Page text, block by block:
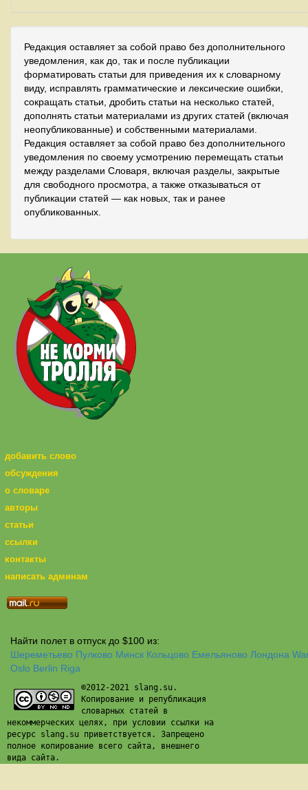
Редакция оставляет за собой право без дополнительного
уведомления, как до, так и после публикации
форматировать статьи для приведения их к словарному
виду, исправлять грамматические и лексические ошибки,
сокращать статьи, дробить статьи на несколько статей,
дополнять статьи материалами из других статей (включая
неопубликованные) и собственными материалами.
Редакция оставляет за собой право без дополнительного
уведомления по своему усмотрению перемещать статьи
между разделами Словаря, включая разделы, закрытые
для свободного просмотра, а также отказываться от
публикации статей — как новых, так и ранее
опубликованных.
добавить слово
обсуждения
о словаре
авторы
статьи
ссылки
контакты
написать админам
Найти полет в отпуск до $100 из:
Шереметьево Пулково Минск Кольцово Емельяново Лондона
Oslo Berlin Riga
©2012-2021 slang.su.
Копирование и републикация
словарных статей в
некоммерческих целях, при условии ссылки на
ресурс slang.su приветствуется. Запрещено
полное копирование всего сайта, внешнего
вида сайта.